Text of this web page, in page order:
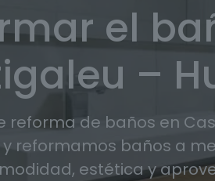
el
–
reforma de baños en
y reformamos baños a
estética y